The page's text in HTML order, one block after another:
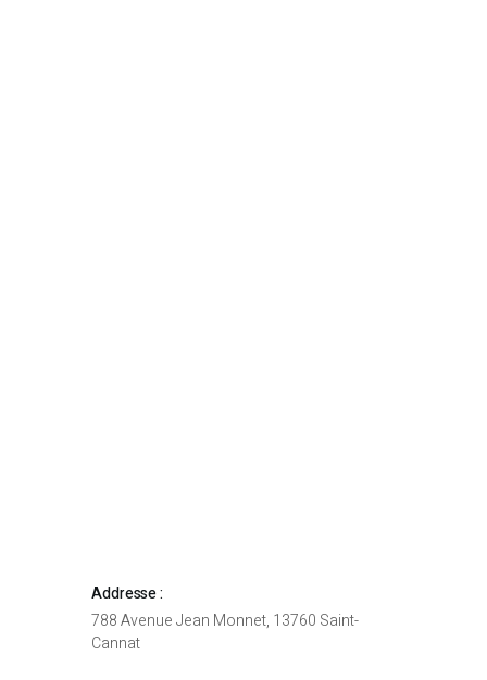
Addresse :
788 Avenue Jean Monnet, 13760 Saint-
Cannat